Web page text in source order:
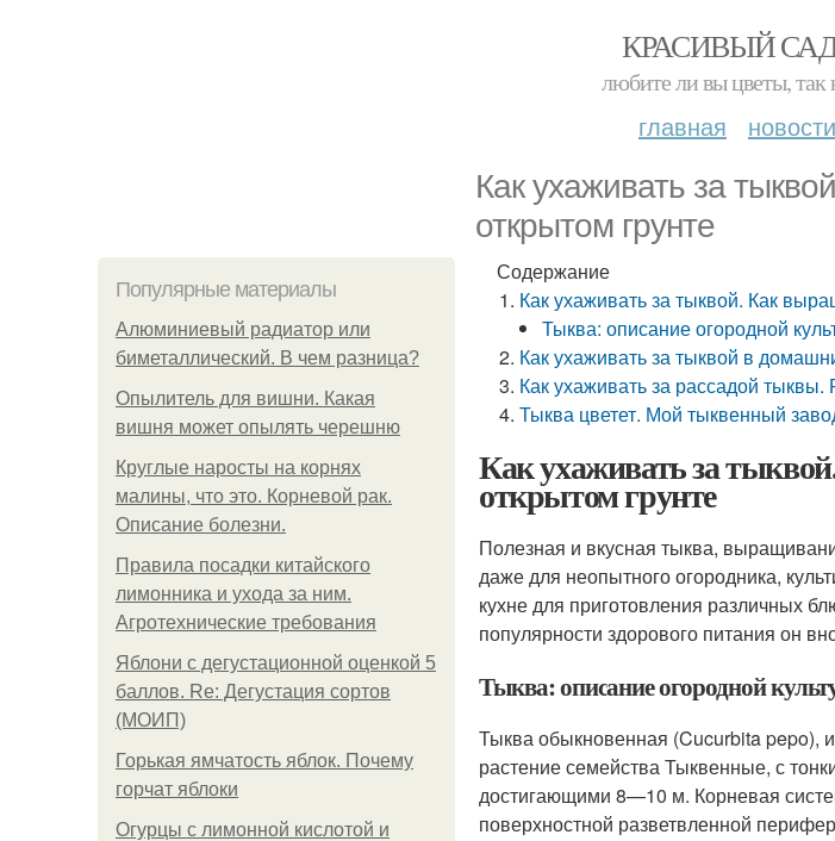
КРАСИВЫЙ
любите ли вы цветы,
главная новости
Как ухаживать за
открытом грунте
Популярные материалы
Алюминиевый радиатор или
биметаллический. В чем разница?
Опылитель для вишни. Какая
вишня может опылять черешню
Круглые наросты на корнях
малины, что это. Корневой рак.
Описание болезни.
Правила посадки китайского
лимонника и ухода за ним.
Агротехнические требования
Яблони с дегустационной оценкой 5
баллов. Re: Дегустация сортов
(МОИП)
Горькая ямчатость яблок. Почему
горчат яблоки
Огурцы с лимонной кислотой и
Содержание
Как ухаживать за тыквой. Как
Тыква: описание огородной
Как ухаживать за тыквой в
Как ухаживать за рассадой
Тыква цветет. Мой тыквенный
Как ухаживать за
открытом грунте
Полезная и вкусная тыква,
даже для неопытного огородника,
кухне для приготовления различных
популярности здорового питания он
Тыква: описание огородной
Тыква обыкновенная (Cucurbita pepo),
растение семейства Тыквенные, с
достигающими 8—10 м. Корневая
поверхностной разветвленной